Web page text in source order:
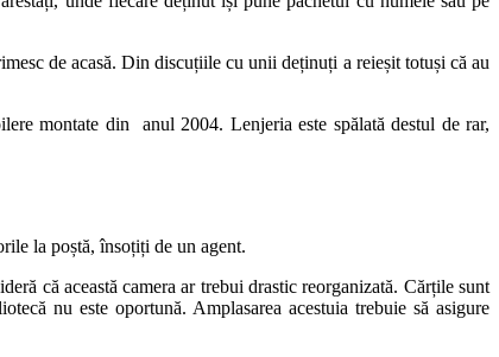
de acasă. Din discuțiile cu unii deținuți a reieșit totuși că au
montate din anul 2004. Lenjeria este spălată destul de rar,
la poștă, însoțiți de un agent.
că această camera ar trebui drastic reorganizată. Cărțile sunt
nu este oportună. Amplasarea acestuia trebuie să asigure